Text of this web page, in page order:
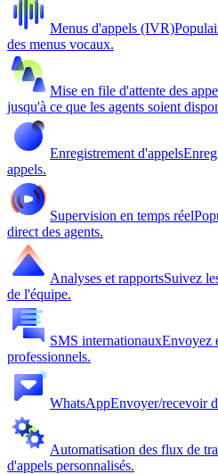
Menus d'appels (IVR)
des menus vocaux.
Mise en file d'attente des
jusqu'à ce que les agents soient
Enregistrement d'appels
appels.
Supervision en temps réel
direct des agents.
Analyses et rapportsSuivez
de l'équipe.
SMS internationauxEnvoyez
professionnels.
WhatsAppEnvoyer/recevoir
Automatisation des flux de
d'appels personnalisés.